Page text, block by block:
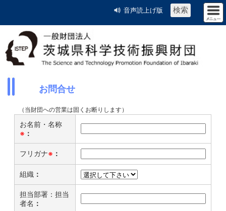
音声読上げ版 検索
お問合せ
（当財団への営業は固くお断りします）
お名前・名称
※ ：
フリガナ※ ：
組織 ：
担当部署：担当
者名 ：